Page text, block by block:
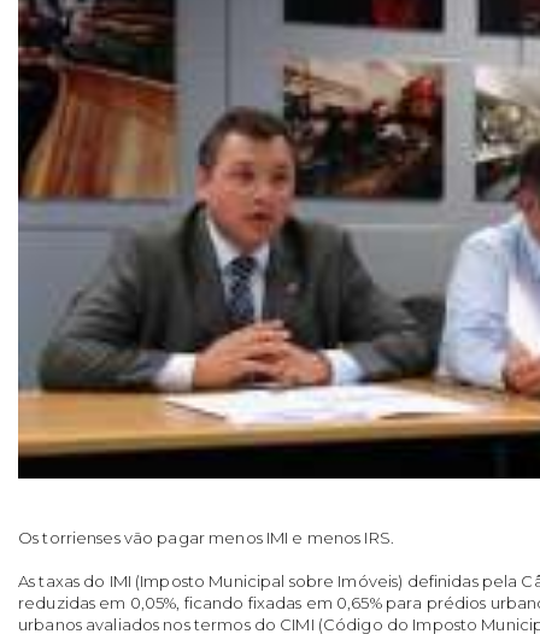
Os torrienses vão pagar menos IMI e menos IRS.
As taxas do IMI (Imposto Municipal sobre Imóveis) definidas pela
reduzidas em 0,05%, ficando fixadas em 0,65% para prédios
urbanos avaliados nos termos do CIMI (Código do Imposto